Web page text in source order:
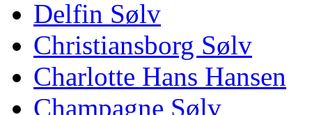
Delfin Sølv
Christiansborg Sølv
Charlotte Hans Hansen
Champagne Sølv